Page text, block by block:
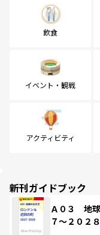
飲食
イベント・観戦
アクティビティ
新刊ガイドブック
Ａ０３ 地
７～２０２８